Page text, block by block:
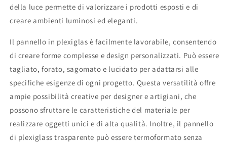
della luce permette di valorizzare i prodotti esposti e di
creare ambienti luminosi ed eleganti.
Il pannello in plexiglas è facilmente lavorabile, consentendo
di creare forme complesse e design personalizzati. Può essere
tagliato, forato, sagomato e lucidato per adattarsi alle
specifiche esigenze di ogni progetto. Questa versatilità offre
ampie possibilità creative per designer e artigiani, che
possono sfruttare le caratteristiche del materiale per
realizzare oggetti unici e di alta qualità. Inoltre, il pannello
di plexiglass trasparente può essere termoformato senza